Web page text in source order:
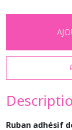
Ruban adhésif